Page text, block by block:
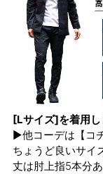
[Lサイズ]を着用し
▶他コーデは 【コ
ちょうど良いサイ
丈は肘上指5本分